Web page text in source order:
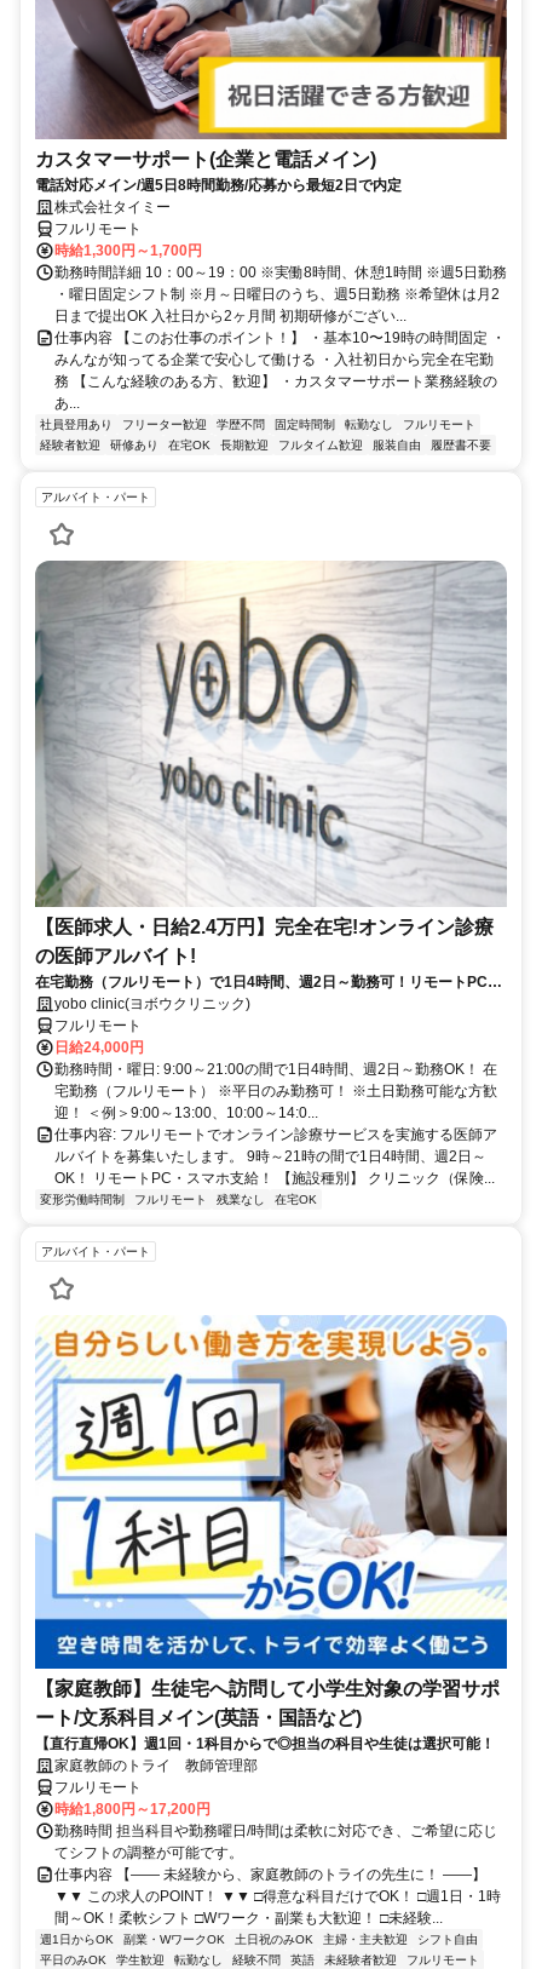
カスタマーサポート(企業と電話メイン)
電話対応メイン/週5日8時間勤務/応募から最短2日で内定
株式会社タイミー
フルリモート
時給1,300円～1,700円
勤務時間詳細 10：00～19：00 ※実働8時間、休憩1時間 ※週5日勤務
・曜日固定シフト制 ※月～日曜日のうち、週5日勤務 ※希望休は月2
日まで提出OK 入社日から2ヶ月間 初期研修がござい...
仕事内容 【このお仕事のポイント！】 ・基本10〜19時の時間固定 ・
みんなが知ってる企業で安心して働ける ・入社初日から完全在宅勤
務 【こんな経験のある方、歓迎】 ・カスタマーサポート業務経験の
あ...
社員登用あり フリーター歓迎 学歴不問 固定時間制 転勤なし
フルリモート
経験者歓迎
研修あり 在宅OK 長期歓迎 フルタイム歓迎 服装自由 履歴書不要
アルバイト・パート
【医師求人・日給2.4万円】完全在宅!オンライン診療
の医師アルバイト!
在宅勤務（フルリモート）で1日4時間、週2日～勤務可！リモートPC・
スマホ支給！
yobo clinic(ヨボウクリニック)
フルリモート
日給24,000円
勤務時間・曜日: 9:00～21:00の間で1日4時間、週2日～勤務OK！ 在
宅勤務（フルリモート） ※平日のみ勤務可！ ※土日勤務可能な方歓
迎！ ＜例＞9:00～13:00、10:00～14:0...
仕事内容: フルリモートでオンライン診療サービスを実施する医師ア
ルバイトを募集いたします。 9時～21時の間で1日4時間、週2日～
OK！ リモートPC・スマホ支給！ 【施設種別】 クリニック（保険...
変形労働時間制 フルリモート 残業なし 在宅OK
アルバイト・パート
【家庭教師】生徒宅へ訪問して小学生対象の学習サポ
ート/文系科目メイン(英語・国語など)
【直行直帰OK】週1回・1科目からで◎担当の科目や生徒は選択可能！
家庭教師のトライ 教師管理部
フルリモート
時給1,800円～17,200円
勤務時間 担当科目や勤務曜日/時間は柔軟に対応でき、ご希望に応じ
てシフトの調整が可能です。
仕事内容 【―― 未経験から、家庭教師のトライの先生に！ ――】
▼▼ この求人のPOINT！ ▼▼ □得意な科目だけでOK！ □週1日・1時
間～OK！柔軟シフト □Wワーク・副業も大歓迎！ □未経験...
週1日からOK 副業・WワークOK 土日祝のみOK 主婦・主夫歓迎
シフト自由
平日のみOK
学生歓迎 転勤なし 経験不問 英語 未経験者歓迎
フルリモート